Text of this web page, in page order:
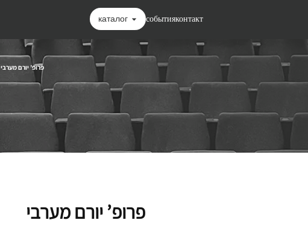
каталог событияконтакт
פרופ’ יורם מערבי
פרופ’ יורם מערבי